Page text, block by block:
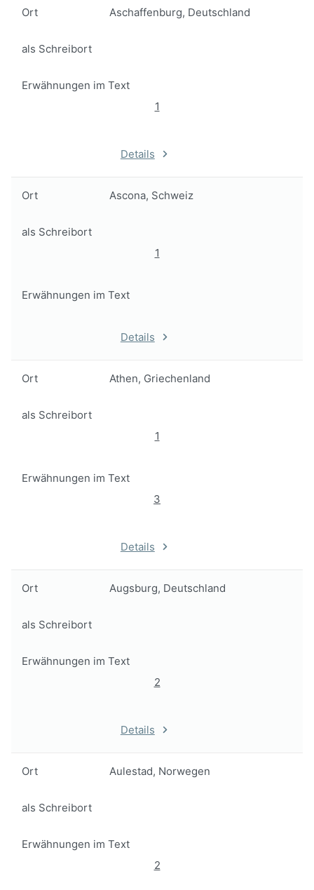
Ort Aschaffenburg, Deutschland
als Schreibort
Erwähnungen im Text
1
Details
Ort Ascona, Schweiz
als Schreibort
1
Erwähnungen im Text
Details
Ort Athen, Griechenland
als Schreibort
1
Erwähnungen im Text
3
Details
Ort Augsburg, Deutschland
als Schreibort
Erwähnungen im Text
2
Details
Ort Aulestad, Norwegen
als Schreibort
Erwähnungen im Text
2